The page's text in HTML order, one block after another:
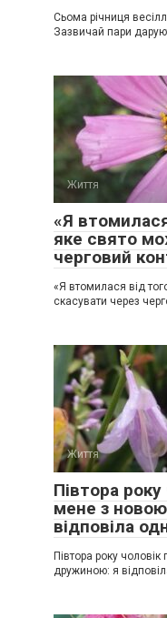
Сьома річниця
Зазвичай пари
Життя
«Я
яке свято
черговий
«Я втомилася від
скасувати через
Життя
Півтора
мене з
відповіла
Півтора року
дружиною: я